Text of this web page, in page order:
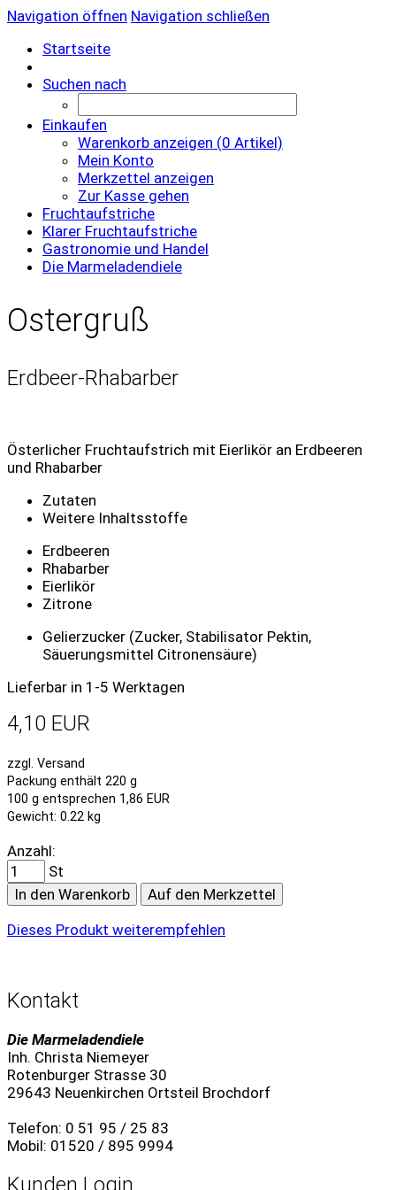
Navigation öffnen Navigation schließen
Startseite
Suchen nach
Einkaufen
Warenkorb anzeigen (0 Artikel)
Mein Konto
Merkzettel anzeigen
Zur Kasse gehen
Fruchtaufstriche
Klarer Fruchtaufstriche
Gastronomie und Handel
Die Marmeladendiele
Ostergruß
Erdbeer-Rhabarber
Österlicher Fruchtaufstrich mit Eierlikör an Erdbeeren
und Rhabarber
Zutaten
Weitere Inhaltsstoffe
Erdbeeren
Rhabarber
Eierlikör
Zitrone
Gelierzucker (Zucker, Stabilisator Pektin,
Säuerungsmittel Citronensäure)
Lieferbar in 1-5 Werktagen
4,10 EUR
zzgl. Versand
Packung enthält 220 g
100 g entsprechen 1,86 EUR
Gewicht: 0.22 kg
Anzahl:
St
In den Warenkorb
Auf den Merkzettel
Dieses Produkt weiterempfehlen
Kontakt
Die Marmeladendiele
Inh. Christa Niemeyer
Rotenburger Strasse 30
29643 Neuenkirchen Ortsteil Brochdorf
Telefon: 0 51 95 / 25 83
Mobil: 01520 / 895 9994
Kunden Login